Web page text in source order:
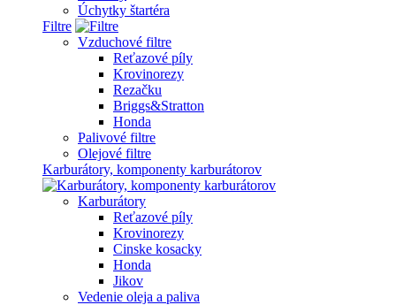
Úchytky štartéra
Filtre
Vzduchové filtre
Reťazové píly
Krovinorezy
Rezačku
Briggs&Stratton
Honda
Palivové filtre
Olejové filtre
Karburátory, komponenty karburátorov
Karburátory
Reťazové píly
Krovinorezy
Cinske kosacky
Honda
Jikov
Vedenie oleja a paliva